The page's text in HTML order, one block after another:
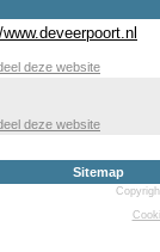
deze website
deze website
Sitemap